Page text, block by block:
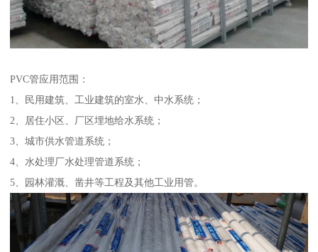
PVC管应用范围：
1、民用建筑、工业建筑的室水、中水系统；
2、居住小区、厂区埋地给水系统；
3、城市供水管道系统；
4、水处理厂水处理管道系统；
5、园林灌溉、凿井等工程及其他工业用管。